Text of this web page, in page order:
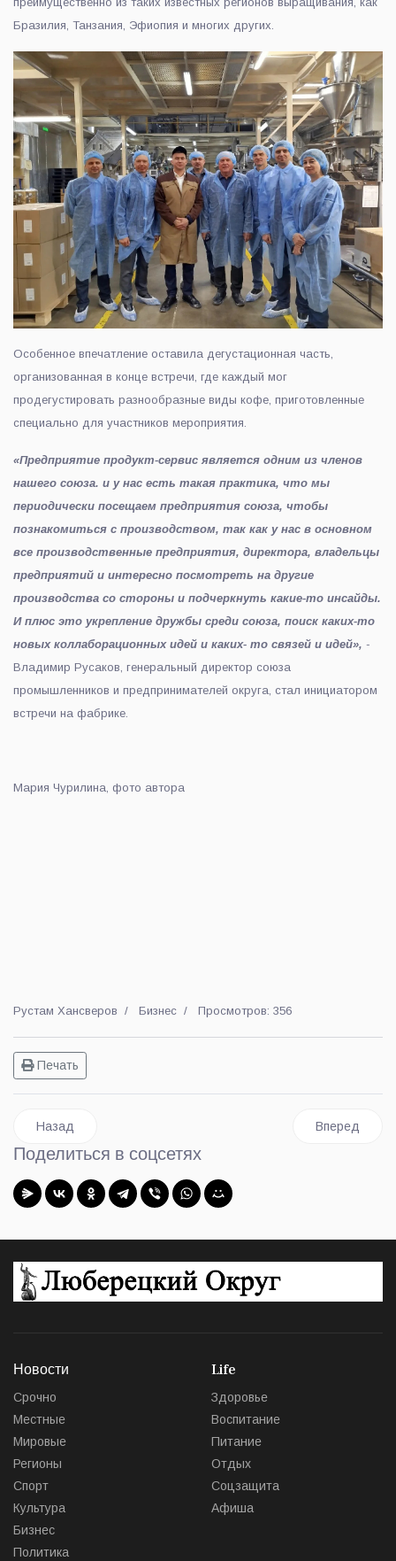
Бразилия, Танзания, Эфиопия и многих других.
Особенное впечатление оставила дегустационная часть,
организованная в конце встречи, где каждый мог
продегустировать разнообразные виды кофе, приготовленные
специально для участников мероприятия.
«Предприятие продукт-сервис является одним из членов
нашего союза. и у нас есть такая практика, что мы
периодически посещаем предприятия союза, чтобы
познакомиться с производством, так как у нас в основном
все производственные предприятия, директора, владельцы
предприятий и интересно посмотреть на другие
производства со стороны и подчеркнуть какие-то инсайды.
И плюс это укрепление дружбы среди союза, поиск каких-то
новых коллаборационных идей и каких- то связей и идей», -
Владимир Русаков, генеральный директор союза
промышленников и предпринимателей округа, стал инициатором
встречи на фабрике.
Мария Чурилина, фото автора
Рустам Хансверов Бизнес Просмотров: 356
Печать
Предыдущий: Соглашение о поставках ветпрепаратов в
Назад Следующий:
Вперед
Поделиться в соцсетях
Новости
Срочно
Местные
Мировые
Регионы
Спорт
Культура
Бизнес
Политика
Life
Здоровье
Воспитание
Питание
Отдых
Соцзащита
Афиша